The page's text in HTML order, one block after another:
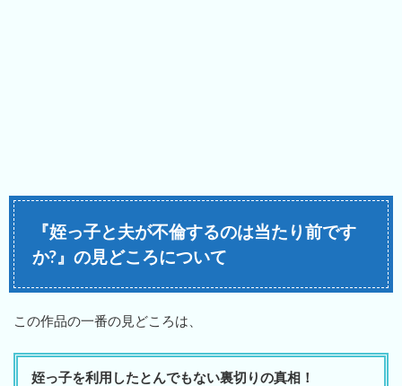
『姪っ子と夫が不倫するのは当たり前です
か?』の見どころについて
この作品の一番の見どころは、
姪っ子を利用したとんでもない裏切りの真相！